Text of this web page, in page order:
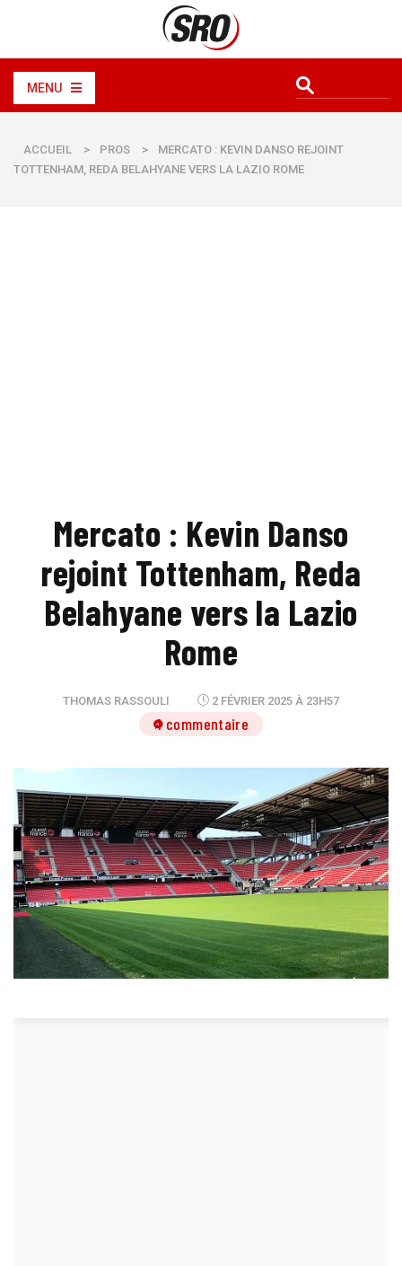
MENU
ACCUEIL > PROS >
MERCATO : KEVIN DANSO REJOINT
TOTTENHAM, REDA BELAHYANE VERS LA LAZIO ROME
Mercato : Kevin Danso
rejoint Tottenham, Reda
Belahyane vers la Lazio
Rome
THOMAS RASSOULI 2 FÉVRIER 2025 À 23H57
1 commentaire